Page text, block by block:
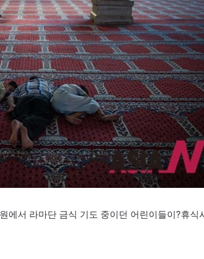
서 라마단 금식 기도 중이던 어린이들이?휴식